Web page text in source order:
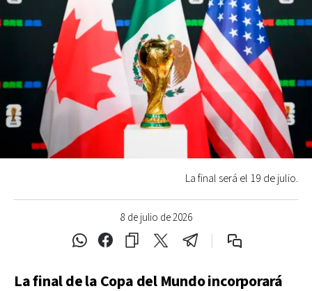
8 de julio de 2026
La final será el 19 de julio.
La final de la Copa del Mundo incorporará